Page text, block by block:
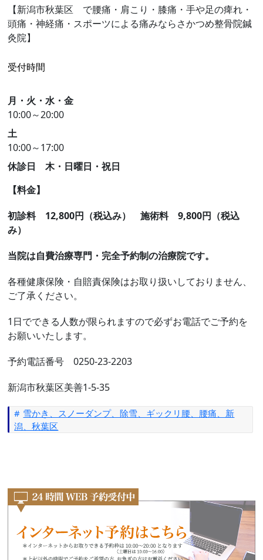
【新潟市秋葉区 で腰痛・肩こり・膝痛・手や足の痺れ・
頭痛・神経痛・スポーツによる痛みならさかつめ整骨院鍼
灸院】
受付時間
月・火・水・金
10:00～20:00
土
10:00～17:00
休診日 木・日曜日・祝日
【料金】
初診料 12,800円（税込み）施術料 9,800円（税込
み）
当院は自費治療専門・完全予約制の治療院です。
各種健康保険・自賠責保険はお取り扱いしておりません、
ご了承ください。
1日でできる人数が限られますので必ずお電話でご予約を
お願いいたします。
予約電話番号 0250-23-2203
新潟市秋葉区美善1-5-35
雪かき、スノーダンプ、除雪、ギックリ腰、腰痛、新
潟、秋葉区